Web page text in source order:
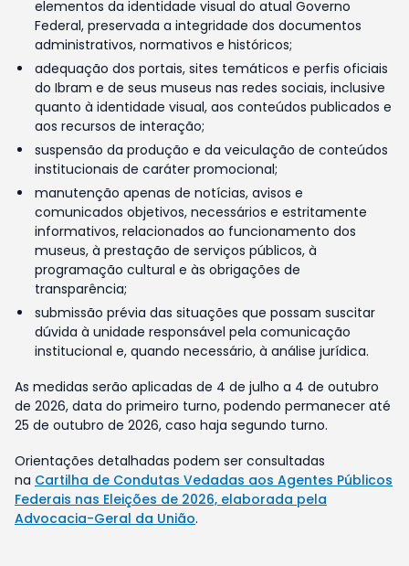
elementos da identidade visual do atual Governo
Federal, preservada a integridade dos documentos
administrativos, normativos e históricos;
adequação dos portais, sites temáticos e perfis oficiais
do Ibram e de seus museus nas redes sociais, inclusive
quanto à identidade visual, aos conteúdos publicados e
aos recursos de interação;
suspensão da produção e da veiculação de conteúdos
institucionais de caráter promocional;
manutenção apenas de notícias, avisos e
comunicados objetivos, necessários e estritamente
informativos, relacionados ao funcionamento dos
museus, à prestação de serviços públicos, à
programação cultural e às obrigações de
transparência;
submissão prévia das situações que possam suscitar
dúvida à unidade responsável pela comunicação
institucional e, quando necessário, à análise jurídica.
As medidas serão aplicadas de 4 de julho a 4 de outubro
de 2026, data do primeiro turno, podendo permanecer até
25 de outubro de 2026, caso haja segundo turno.
Orientações detalhadas podem ser consultadas
na Cartilha de Condutas Vedadas aos Agentes Públicos
Federais nas Eleições de 2026, elaborada pela
Advocacia-Geral da União.